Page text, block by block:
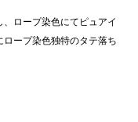
ロープ染色にてピュアイ
ープ染色独特のタテ落ち